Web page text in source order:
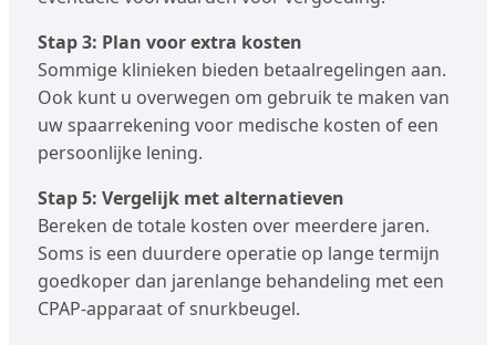
Stap 3: Plan voor extra kosten
Sommige klinieken bieden betaalregelingen aan.
Ook kunt u overwegen om gebruik te maken van
uw spaarrekening voor medische kosten of een
persoonlijke lening.
Stap 5: Vergelijk met alternatieven
Bereken de totale kosten over meerdere jaren.
Soms is een duurdere operatie op lange termijn
goedkoper dan jarenlange behandeling met een
CPAP-apparaat of snurkbeugel.